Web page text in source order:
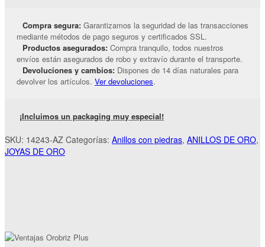
Compra segura: Garantizamos la seguridad de las transacciones
mediante métodos de pago seguros y certificados SSL.
Productos asegurados: Compra tranquilo, todos nuestros
envíos están asegurados de robo y extravío durante el transporte.
Devoluciones y cambios: Dispones de 14 días naturales para
devolver los artículos. Ver devoluciones.
¡Incluimos un packaging muy especial!
SKU: 14243-AZ Categorías: Anillos con piedras, ANILLOS DE ORO,
JOYAS DE ORO